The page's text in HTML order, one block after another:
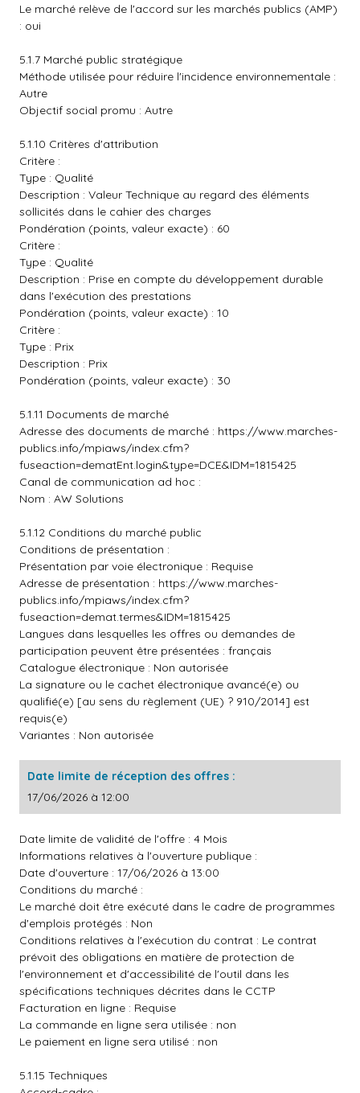
Le marché relève de l'accord sur les marchés publics (AMP)
: oui
5.1.7 Marché public stratégique
Méthode utilisée pour réduire l'incidence environnementale :
Autre
Objectif social promu : Autre
5.1.10 Critères d'attribution
Critère :
Type : Qualité
Description : Valeur Technique au regard des éléments
sollicités dans le cahier des charges
Pondération (points, valeur exacte) : 60
Critère :
Type : Qualité
Description : Prise en compte du développement durable
dans l'exécution des prestations
Pondération (points, valeur exacte) : 10
Critère :
Type : Prix
Description : Prix
Pondération (points, valeur exacte) : 30
5.1.11 Documents de marché
Adresse des documents de marché : https://www.marches-
publics.info/mpiaws/index.cfm?
fuseaction=dematEnt.login&type=DCE&IDM=1815425
Canal de communication ad hoc :
Nom : AW Solutions
5.1.12 Conditions du marché public
Conditions de présentation :
Présentation par voie électronique : Requise
Adresse de présentation : https://www.marches-
publics.info/mpiaws/index.cfm?
fuseaction=demat.termes&IDM=1815425
Langues dans lesquelles les offres ou demandes de
participation peuvent être présentées : français
Catalogue électronique : Non autorisée
La signature ou le cachet électronique avancé(e) ou
qualifié(e) [au sens du règlement (UE) ? 910/2014] est
requis(e)
Variantes : Non autorisée
Date limite de réception des offres :
17/06/2026 à 12:00
Date limite de validité de l'offre : 4 Mois
Informations relatives à l'ouverture publique :
Date d'ouverture : 17/06/2026 à 13:00
Conditions du marché :
Le marché doit être exécuté dans le cadre de programmes
d'emplois protégés : Non
Conditions relatives à l'exécution du contrat : Le contrat
prévoit des obligations en matière de protection de
l'environnement et d'accessibilité de l'outil dans les
spécifications techniques décrites dans le CCTP
Facturation en ligne : Requise
La commande en ligne sera utilisée : non
Le paiement en ligne sera utilisé : non
5.1.15 Techniques